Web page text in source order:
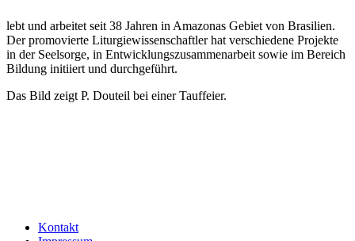
lebt und arbeitet seit 38 Jahren in Amazonas Gebiet von Brasilien.
Der promovierte Liturgiewissenschaftler hat verschiedene Projekte
in der Seelsorge, in Entwicklungszusammenarbeit sowie im Bereich
Bildung initiiert und durchgeführt.
Das Bild zeigt P. Douteil bei einer Tauffeier.
Kontakt